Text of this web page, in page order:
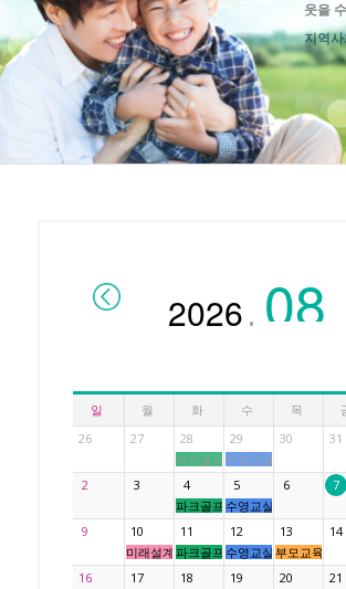
웃을
지역
.
일 월 화 수 목
26
27
28
파크골프교실 행복스윙
29
수영교실 아쿠아키즈
30 31
2 3
4
파크골프교실 행복스윙
5
수영교실 아쿠아키즈
6 7
9
10
미래설계 인권교육
11
파크골프교실 행복스윙
12
수영교실 아쿠아키즈
13
부모교육
14
16 17
18
19
20 21